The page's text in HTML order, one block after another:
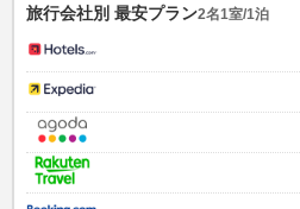
旅行会社別 最安プラン2名1室/1泊